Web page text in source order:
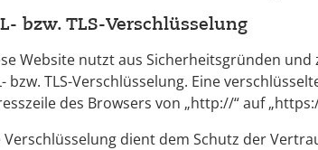
bzw. TLS-Verschlüsselung
Website nutzt aus Sicherheitsgründen
bzw. TLS-Verschlüsselung. Eine
des Browsers von „http://“ auf
Verschlüsselung dient dem Schutz der